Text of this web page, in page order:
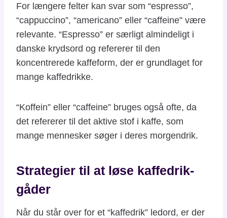
For længere felter kan svar som “espresso”,
“cappuccino”, “americano” eller “caffeine” være
relevante. “Espresso” er særligt almindeligt i
danske krydsord og refererer til den
koncentrerede kaffeform, der er grundlaget for
mange kaffedrikke.
“Koffein” eller “caffeine” bruges også ofte, da
det refererer til det aktive stof i kaffe, som
mange mennesker søger i deres morgendrik.
Strategier til at løse kaffedrik-
gåder
Når du står over for et “kaffedrik” ledord, er der